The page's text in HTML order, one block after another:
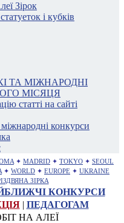
Зірок
і кубків
ТА МІЖНАРОДНІ
МІСЯЦЯ
статті на сайті
міжнародні конкурси
✦ MADRID ✦ TOKYO ✦ SEOUL
✦ WORLD ✦ EUROPE ✦ UKRAINE
ЗІРКА
КОНКУРСИ
| ПЕДАГОГАМ
НА АЛЕЇ